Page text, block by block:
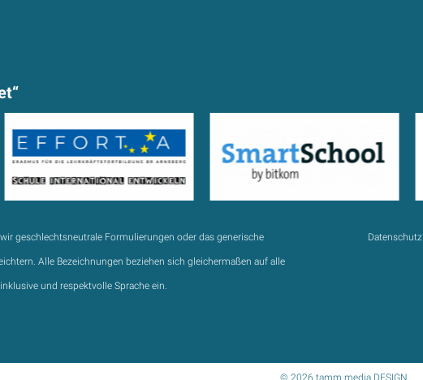
geschlechtsneutrale Formulierungen oder das generische
Alle Bezeichnungen beziehen sich gleichermaßen auf alle
und respektvolle Sprache ein.
Datenschutz